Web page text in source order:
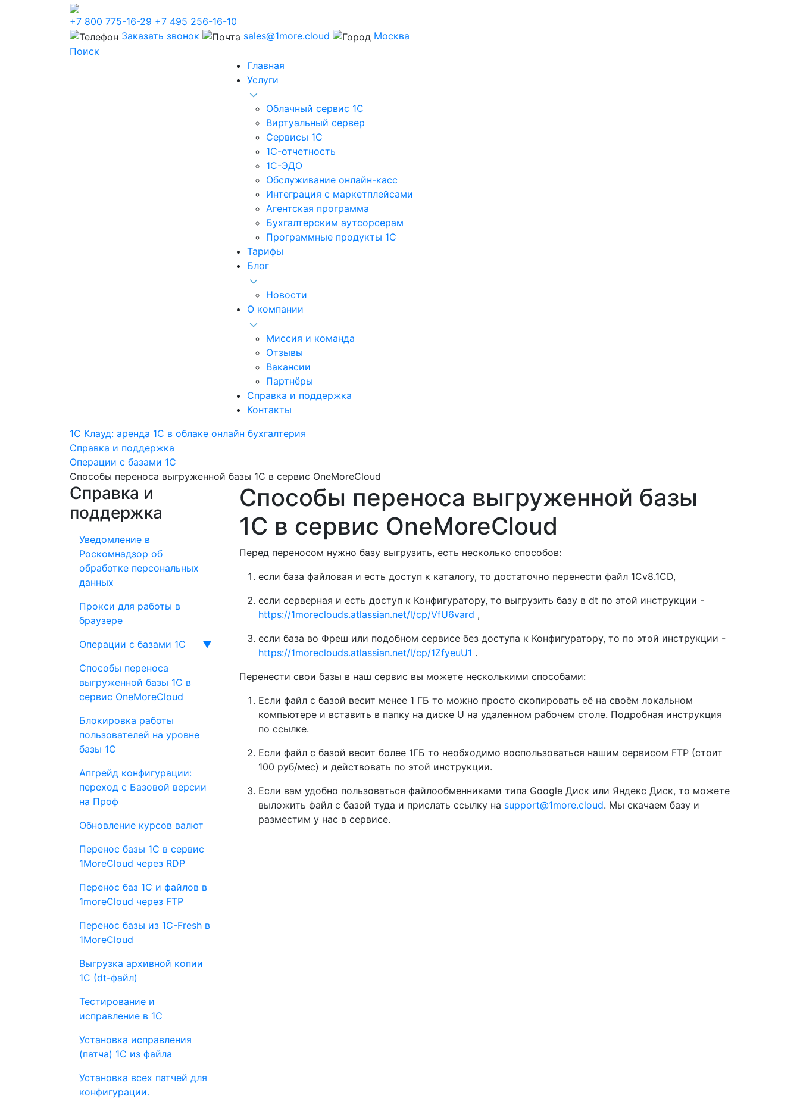
+7 800 775-16-29 +7 495 256-16-10
Заказать звонок
sales@1more.cloud
Москва
Поиск
Главная
Услуги
Облачный сервис 1С
Виртуальный сервер
Сервисы 1С
1С-отчетность
1С-ЭДО
Обслуживание онлайн-касс
Интеграция с маркетплейсами
Агентская программа
Бухгалтерским аутсорсерам
Программные продукты 1С
Тарифы
Блог
Новости
О компании
Миссия и команда
Отзывы
Вакансии
Партнёры
Справка и поддержка
Контакты
1С Клауд: аренда 1С в облаке онлайн бухгалтерия
Справка и поддержка
Операции с базами 1С
Способы переноса выгруженной базы 1С в сервис OneMoreCloud
Справка и
поддержка
Уведомление в
Роскомнадзор об
обработке персональных
данных
Прокси для работы в
браузере
Операции с базами 1С
▼
Способы переноса
выгруженной базы 1С в
сервис OneMoreCloud
Блокировка работы
пользователей на уровне
базы 1С
Апгрейд конфигурации:
переход с Базовой версии
на Проф
Обновление курсов валют
Перенос базы 1С в сервис
1MoreCloud через RDP
Перенос баз 1С и файлов в
1moreCloud через FTP
Перенос базы из 1C-Fresh в
1MoreCloud
Выгрузка архивной копии
1С (dt-файл)
Тестирование и
исправление в 1С
Установка исправления
(патча) 1С из файла
Установка всех патчей для
конфигурации.
Способы переноса выгруженной базы
1С в сервис OneMoreCloud
Перед переносом нужно базу выгрузить, есть несколько способов:
если база файловая и есть доступ к каталогу, то достаточно перенести файл 1Cv8.1CD,
если серверная и есть доступ к Конфигуратору, то выгрузить базу в dt по этой инструкции -
https://1moreclouds.atlassian.net/l/cp/VfU6vard ,
если база во Фреш или подобном сервисе без доступа к Конфигуратору, то по этой инструкции -
https://1moreclouds.atlassian.net/l/cp/1ZfyeuU1 .
Перенести свои базы в наш сервис вы можете несколькими способами:
Если файл с базой весит менее 1 ГБ то можно просто скопировать её на своём локальном
компьютере и вставить в папку на диске U на удаленном рабочем столе. Подробная инструкция
по ссылке.
Если файл с базой весит более 1ГБ то необходимо воспользоваться нашим сервисом FTP (стоит
100 руб/мес) и действовать по этой инструкции.
Если вам удобно пользоваться файлообменниками типа Google Диск или Яндекс Диск, то можете
выложить файл с базой туда и прислать ссылку на support@1more.cloud. Мы скачаем базу и
разместим у нас в сервисе.